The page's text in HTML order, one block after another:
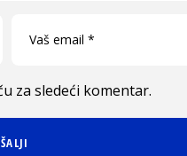
za sledeći komentar.